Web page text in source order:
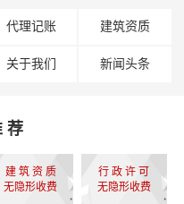
代理记账 建筑资质
关于我们 新闻头条
荐
建 筑 资 质
无隐形收费
行 政 许 可
无隐形收费